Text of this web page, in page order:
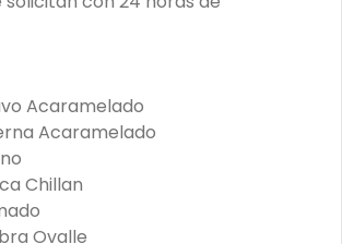
(Sku
Acaramelado
Acaramelado
Chillan
Ovalle